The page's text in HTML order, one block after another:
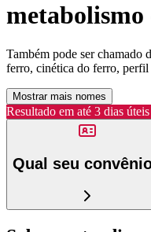
Também pode ser chamado
ferro, cinética do ferro,
Mostrar mais nomes
Resultado em até 3 dias úteis
Qual seu